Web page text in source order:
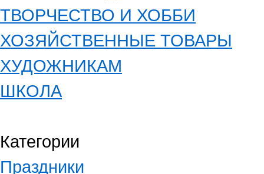
ТВОРЧЕСТВО И ХОББИ
ХОЗЯЙСТВЕННЫЕ ТОВАРЫ
ХУДОЖНИКАМ
ШКОЛА
Категории
Праздники